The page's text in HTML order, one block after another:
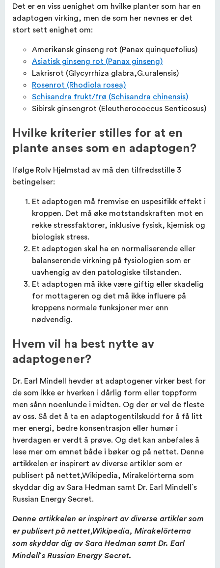
Det er en viss uenighet om hvilke planter som har en
adaptogen virking, men de som her nevnes er det
stort sett enighet om:
Amerikansk ginseng rot (Panax quinquefolius)
Asiatisk ginseng rot (Panax ginseng)
Lakrisrot (Glycyrrhiza glabra,G.uralensis)
Rosenrot (Rhodiola rosea)
Schisandra frukt/frø (Schisandra chinensis)
Sibirsk ginsengrot (Eleutherococcus Senticosus)
Hvilke kriterier stilles for at en
plante anses som en adaptogen?
Ifølge Rolv Hjelmstad av må den tilfredsstille 3
betingelser:
Et adaptogen må fremvise en uspesifikk effekt i
kroppen. Det må øke motstandskraften mot en
rekke stressfaktorer, inklusive fysisk, kjemisk og
biologisk stress.
Et adaptogen skal ha en normaliserende eller
balanserende virkning på fysiologien som er
uavhengig av den patologiske tilstanden.
Et adaptogen må ikke være giftig eller skadelig
for mottageren og det må ikke influere på
kroppens normale funksjoner mer enn
nødvendig.
Hvem vil ha best nytte av
adaptogener?
Dr. Earl Mindell hevder at adaptogener virker best for
de som ikke er hverken i dårlig form eller toppform
men sånn noenlunde i midten. Og der er vel de fleste
av oss. Så det å ta en adaptogentilskudd for å få litt
mer energi, bedre konsentrasjon eller humør i
hverdagen er verdt å prøve. Og det kan anbefales å
lese mer om emnet både i bøker og på nettet. Denne
artikkelen er inspirert av diverse artikler som er
publisert på nettet,Wikipedia, Mirakelörterna som
skyddar dig av Sara Hedman samt Dr. Earl Mindell`s
Russian Energy Secret.
Denne artikkelen er inspirert av diverse artikler som
er publisert på nettet,Wikipedia, Mirakelörterna
som skyddar dig av Sara Hedman samt Dr. Earl
Mindell`s Russian Energy Secret.